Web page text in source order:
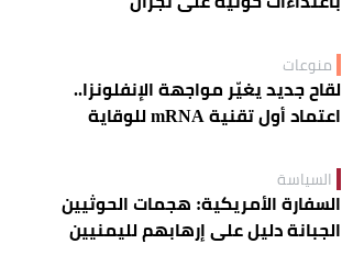
منوعات
لقاح جديد يغيّر مواجهة الإنفلونزا..
اعتماد أول تقنية mRNA للوقاية
السياسة
السفارة الأمريكية: هجمات الحوثيين
الجبانة دليل على إرهابهم لليمنيين